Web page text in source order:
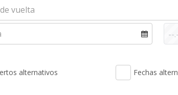
alternativos Fechas